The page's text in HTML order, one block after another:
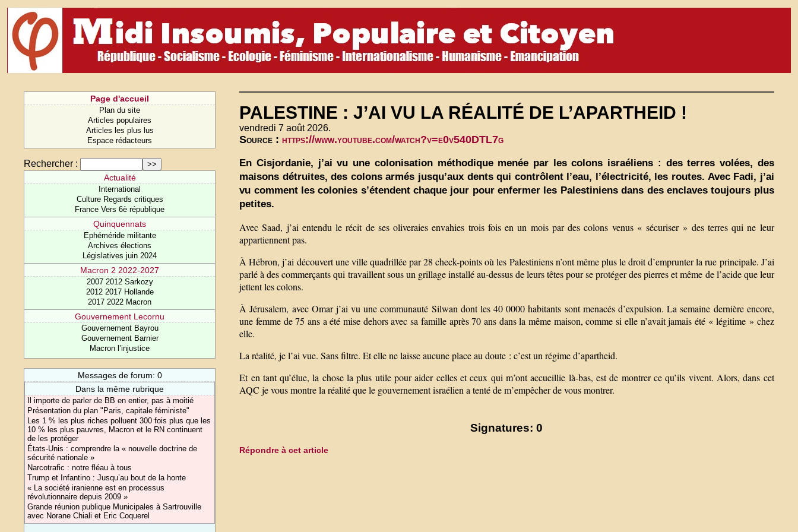
Page d'accueil
Plan du site
Articles populaires
Articles les plus lus
Espace rédacteurs
Rechercher :
Actualité
International
Culture Regards critiques
France Vers 6è république
Quinquennats
Ephéméride militante
Archives élections
Législatives juin 2024
Macron 2 2022-2027
2007 2012 Sarkozy
2012 2017 Hollande
2017 2022 Macron
Gouvernement Lecornu
Gouvernement Bayrou
Gouvernement Barnier
Macron l’injustice
Messages de forum: 0
Dans la même rubrique
Il importe de parler de BB en entier, pas à moitié
Présentation du plan "Paris, capitale féministe"
Les 1 % les plus riches polluent 300 fois plus que les
10 % les plus pauvres, Macron et le RN continuent
de les protéger
États-Unis : comprendre la « nouvelle doctrine de
sécurité nationale »
Narcotrafic : notre fléau à tous
Trump et Infantino : Jusqu’au bout de la honte
« La société iranienne est en processus
révolutionnaire depuis 2009 »
Grande réunion publique Municipales à Sartrouville
avec Norane Chiali et Eric Coquerel
PALESTINE : J’AI VU LA RÉALITÉ DE L’APARTHEID !
vendredi 7 août 2026.
Source :https://www.youtube.com/watch?v=e0v540DTL7g
En Cisjordanie, j’ai vu une colonisation méthodique menée par les colons israéliens : des terres volées, des
maisons détruites, des colons armés jusqu’aux dents qui contrôlent l’eau, l’électricité, les routes. Avec Fadi, j’ai
vu comment les colonies s’étendent chaque jour pour enfermer les Palestiniens dans des enclaves toujours plus
petites.
Avec Saad, j’ai entendu le récit de ses oliveraies envahies trois fois en un mois par des colons venus « sécuriser » des terres qui ne leur
appartiennent pas.
À Hébron, j’ai découvert une ville quadrillée par 28 check-points où les Palestiniens n’ont même plus le droit d’emprunter la rue principale. J’ai
parlé à des commerçants qui travaillent sous un grillage installé au-dessus de leurs têtes pour se protéger des pierres et même de l’acide que leur
jettent les colons.
À Jérusalem, avec Omar j’ai vu une communauté Silwan dont les 40 0000 habitants sont menacés d’expulsion. La semaine dernière encore,
une femme de 75 ans a été mise dehors avec sa famille après 70 ans dans la même maison, comme si elle n’avait jamais été « légitime » chez
elle.
La réalité, je l’ai vue. Sans filtre. Et elle ne laisse aucune place au doute : c’est un régime d’apartheid.
Et en tant qu’élue, la chose la plus utile pour aider celles et ceux qui m’ont accueillie là-bas, est de montrer ce qu’ils vivent. Alors, dans cet
AQC je vous montre la réalité que le gouvernement israélien a tenté de m’empêcher de vous montrer.
Signatures: 0
Répondre à cet article